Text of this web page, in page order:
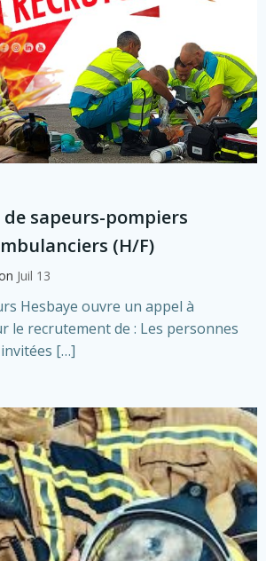
sapeurs-pompiers
(H/F)
Juil 13
Hesbaye ouvre un appel à
le recrutement de : Les personnes
[…]